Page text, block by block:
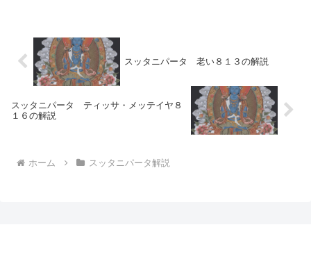
スッタニパータ 老い８１３の解説
スッタニパータ ティッサ・メッテイヤ８
１６の解説
ホーム スッタニパータ解説